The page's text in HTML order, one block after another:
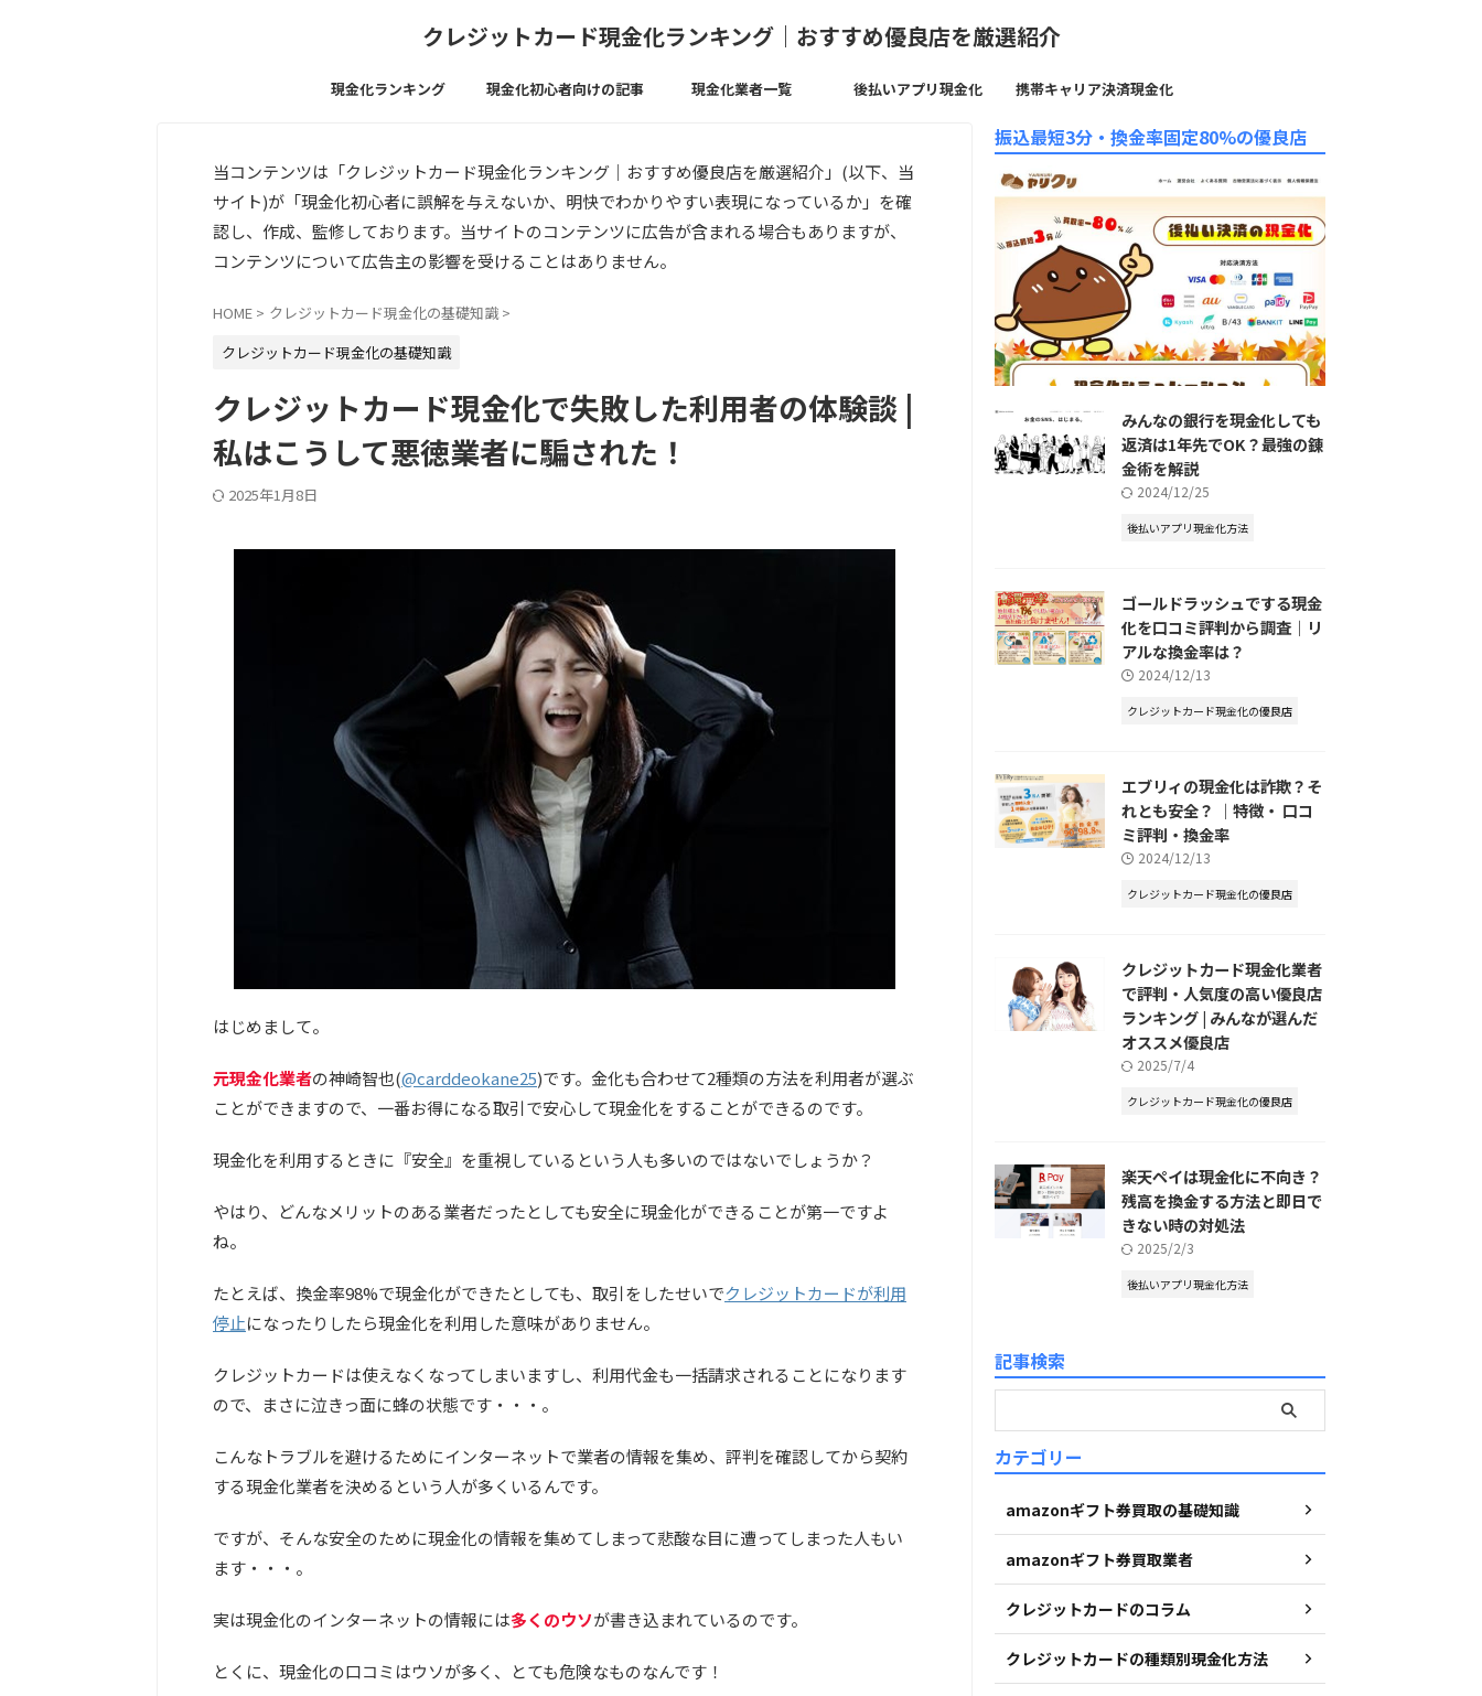
クレジットカード現金化ランキング｜おすすめ優良店を厳選紹介
現金化ランキング 現金化初心者向けの記事 現金化業者一覧 後払いアプリ現金化 携帯キャリア決済現金化
当コンテンツは「クレジットカード現金化ランキング｜おすすめ優良店を厳選紹介」(以下、当
サイト)が「現金化初心者に誤解を与えないか、明快でわかりやすい表現になっているか」を確
認し、作成、監修しております。当サイトのコンテンツに広告が含まれる場合もありますが、
コンテンツについて広告主の影響を受けることはありません。
HOME > クレジットカード現金化の基礎知識 >
クレジットカード現金化の基礎知識
クレジットカード現金化で失敗した利用者の体験談 |
私はこうして悪徳業者に騙された！
2025年1月8日
はじめまして。
元現金化業者の神崎智也(@carddeokane25)です。金化も合わせて2種類の方法を利用者が選ぶ
ことができますので、一番お得になる取引で安心して現金化をすることができるのです。
現金化を利用するときに『安全』を重視しているという人も多いのではないでしょうか？
やはり、どんなメリットのある業者だったとしても安全に現金化ができることが第一ですよ
ね。
たとえば、換金率98%で現金化ができたとしても、取引をしたせいでクレジットカードが利用
停止になったりしたら現金化を利用した意味がありません。
クレジットカードは使えなくなってしまいますし、利用代金も一括請求されることになります
ので、まさに泣きっ面に蜂の状態です・・・。
こんなトラブルを避けるためにインターネットで業者の情報を集め、評判を確認してから契約
する現金化業者を決めるという人が多くいるんです。
ですが、そんな安全のために現金化の情報を集めてしまって悲酸な目に遭ってしまった人もい
ます・・・。
実は現金化のインターネットの情報には多くのウソが書き込まれているのです。
とくに、現金化の口コミはウソが多く、とても危険なものなんです！
振込最短3分・換金率固定80%の優良店
みんなの銀行を現金化しても
返済は1年先でOK？最強の錬
金術を解説
2024/12/25
後払いアプリ現金化方法
ゴールドラッシュでする現金
化を口コミ評判から調査｜リ
アルな換金率は？
2024/12/13
クレジットカード現金化の優良店
エブリィの現金化は詐欺？そ
れとも安全？ ｜特徴・ 口コ
ミ評判・換金率
2024/12/13
クレジットカード現金化の優良店
クレジットカード現金化業者
で評判・人気度の高い優良店
ランキング | みんなが選んだ
オススメ優良店
2025/7/4
クレジットカード現金化の優良店
楽天ペイは現金化に不向き？
残高を換金する方法と即日で
きない時の対処法
2025/2/3
後払いアプリ現金化方法
記事検索
カテゴリー
amazonギフト券買取の基礎知識
amazonギフト券買取業者
クレジットカードのコラム
クレジットカードの種類別現金化方法